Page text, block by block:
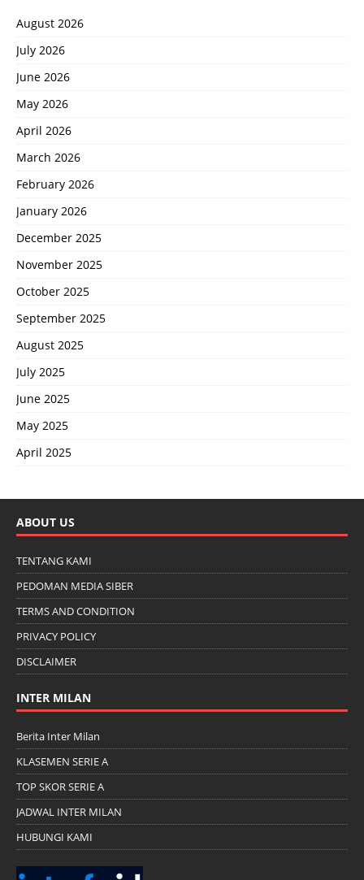
August 2026
July 2026
June 2026
May 2026
April 2026
March 2026
February 2026
January 2026
December 2025
November 2025
October 2025
September 2025
August 2025
July 2025
June 2025
May 2025
April 2025
ABOUT US
TENTANG KAMI
PEDOMAN MEDIA SIBER
TERMS AND CONDITION
PRIVACY POLICY
DISCLAIMER
INTER MILAN
Berita Inter Milan
KLASEMEN SERIE A
TOP SKOR SERIE A
JADWAL INTER MILAN
HUBUNGI KAMI